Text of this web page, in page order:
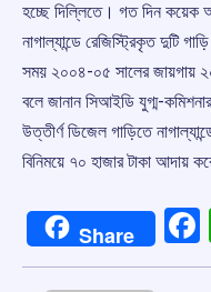
হচ্ছে দিল্লিতে। গত দিন কয়েক
নাগাল্যান্ডে রেজিস্ট্রিকৃত দুটি
সময় ২০০৪-০৫ সালের জায়গায়
বলে জানান সিআইডি যুগ্ম-
উত্তীর্ণ ডিজেল গাড়িতে
বিনিময়ে ৭০ হাজার টাকা আদায়
Share